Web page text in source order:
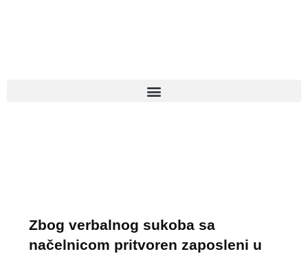
Zbog verbalnog sukoba sa
načelnicom pritvoren zaposleni u